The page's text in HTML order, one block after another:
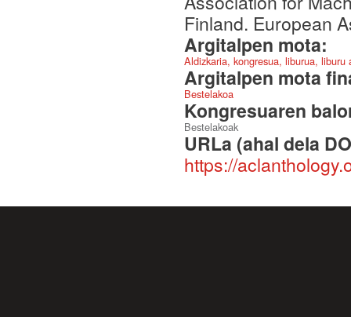
Finland. European
Argitalpen mota:
Aldizkaria, kongresua, liburua,
Argitalpen mota
Bestelakoa
Kongresuaren
Bestelakoak
URLa (ahal dela
https://